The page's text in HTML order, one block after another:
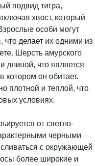
подвид тигра,
хвост, который
особи могут
что делает их одними из
Шерсть амурского
длиной, что является
котором он обитает.
плотной и теплой, что
условиях.
от светло-
черными
с окружающей
более широкие и